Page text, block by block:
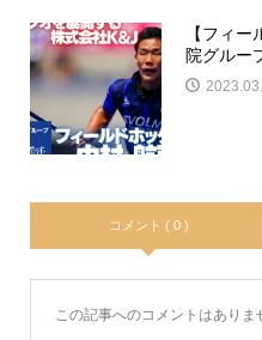
【フィ
院グルー
コメント ( 0 )
この記事へのコメントはありま